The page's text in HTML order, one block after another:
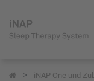
iNAP One und